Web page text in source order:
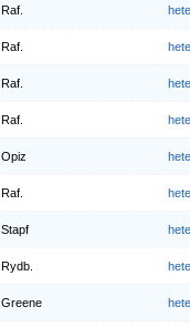
Raf.
Raf.
Raf.
Raf.
Opiz
Raf.
Stapf
Rydb.
Greene